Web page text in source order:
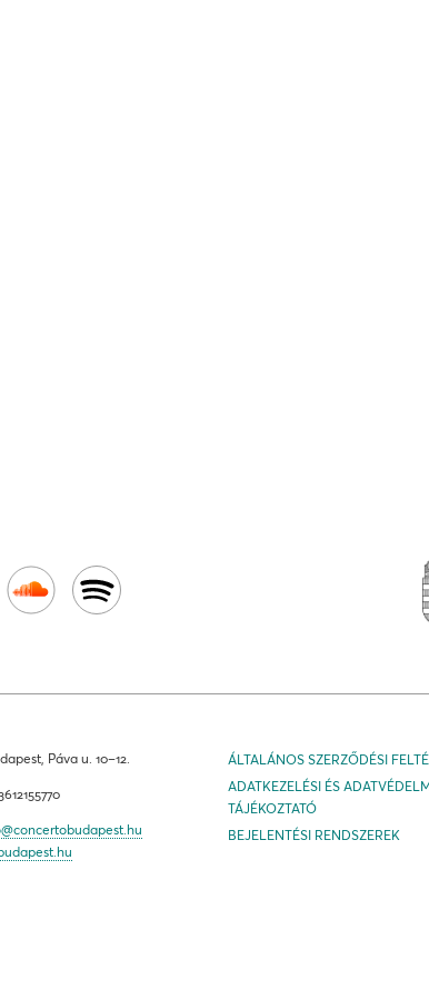
Páva u. 10–12.
ÁLTALÁNOS SZERZŐDÉSI
ADATKEZELÉSI ÉS
TÁJÉKOZTATÓ
BEJELENTÉSI RENDSZEREK